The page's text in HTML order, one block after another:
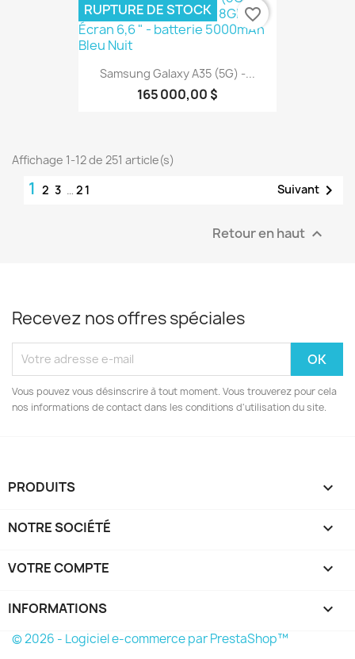
Samsung Galaxy A35 (5G) -...
165 000,00 $
RUPTURE DE STOCK favorite_border
Affichage 1-12 de 251 article(s)
1 2 3 … 21 Suivant 
Retour en haut 
Recevez nos offres spéciales
Vous pouvez vous désinscrire à tout moment. Vous trouverez pour cela
nos informations de contact dans les conditions d'utilisation du site.
PRODUITS 
NOTRE SOCIÉTÉ 
VOTRE COMPTE 
INFORMATIONS keyboard_arrow_down
© 2026 - Logiciel e-commerce par PrestaShop™